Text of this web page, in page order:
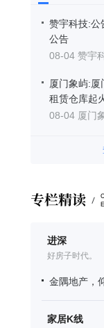
赞宇科技:公
公告
08-04 赞宇
厦门象屿:厦
租赁仓库起
08-04 厦门
进深
好房子时代。
金隅地产，
家居K线